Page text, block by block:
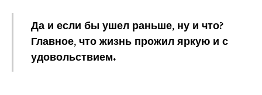
Да и если бы ушел раньше, ну и что?
Главное, что жизнь прожил яркую и с
удовольствием.